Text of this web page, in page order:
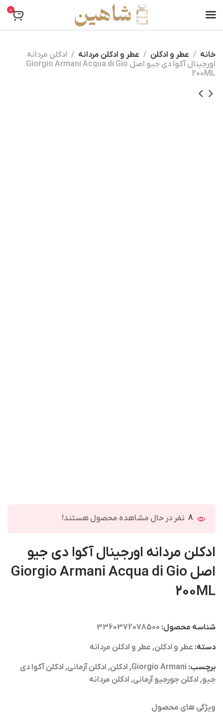
0
خانه عطر و ادکلن عطر و ادکلن مردانه
ادکلن مردانه
اورجینال آکوا دی جیو اصل Giorgio Armani Acqua di Gio
200ML
8 نفر در حال مشاهده محصول هستند!
ادکلن مردانه اورجینال آکوا دی جیو
اصل Giorgio Armani Acqua di Gio
200ML
شناسه محصول: 3360372078500
دسته: عطر و ادکلن, عطر و ادکلن مردانه
برچسب: Giorgio Armani
, ادکلن, ادکلن آرمانی, ادکلن آکوا دی
جیو, ادکلن جورجیو آرمانی, ادکلن مردانه
ویژگی های محصول